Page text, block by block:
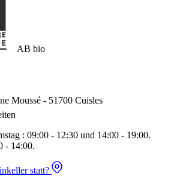
AB bio
Moussé - 51700 Cuisles
: 09:00 - 12:30 und 14:00 - 19:00.
- 14:00.
statt?